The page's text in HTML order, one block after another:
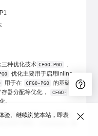
种优化技术 CFGO-PGO 、
优化主要用于启用inline、
用于在 CFGO-PGO
的基础上
器分配等优化，
CFGO-
。
优化与链接时优化搭配使
过程中增加
验。继续浏览本站，即表